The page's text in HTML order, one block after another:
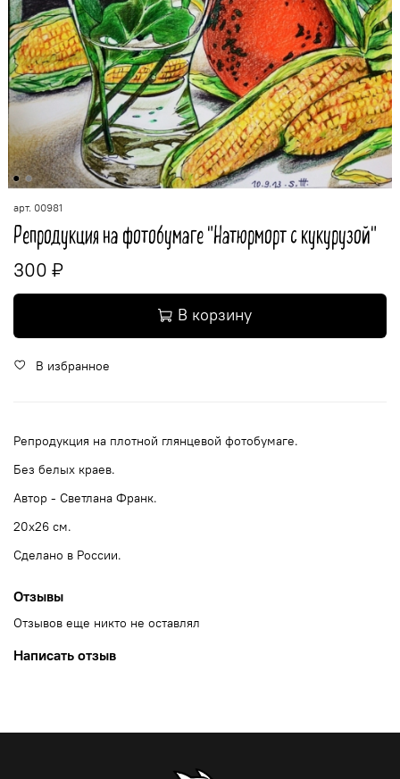
арт. 00981
Репродукция на фотобумаге "Натюрморт с кукурузой"
300 ₽
В корзину
В избранное
Репродукция на плотной глянцевой фотобумаге.
Без белых краев.
Автор - Светлана Франк.
20x26 см.
Сделано в России.
Отзывы
Отзывов еще никто не оставлял
Написать отзыв